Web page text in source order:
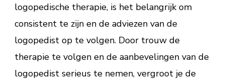
logopedische therapie, is het belangrijk om
consistent te zijn en de adviezen van de
logopedist op te volgen. Door trouw de
therapie te volgen en de aanbevelingen van de
logopedist serieus te nemen, vergroot je de